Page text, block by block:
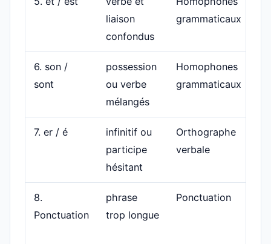
liaison
confondus
grammaticaux
6. son /
sont
possession
ou verbe
mélangés
Homophones
grammaticaux
7. er / é
infinitif ou
participe
hésitant
Orthographe
verbale
8.
Ponctuation
phrase
trop longue
Ponctuation